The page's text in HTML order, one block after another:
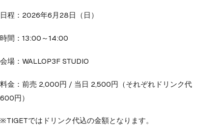
日程：2026年6月28日（日）
時間：13:00～14:00
会場：WALLOP3F STUDIO
料金：前売 2,000円 / 当日 2,500円（それぞれドリンク代
600円）
※TIGETではドリンク代込の金額となります。